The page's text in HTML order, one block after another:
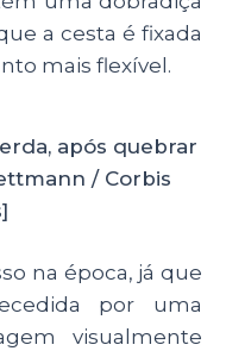
a cesta é fixada
mais flexível.
após quebrar
/ Corbis
na época, já que
por uma
visualmente